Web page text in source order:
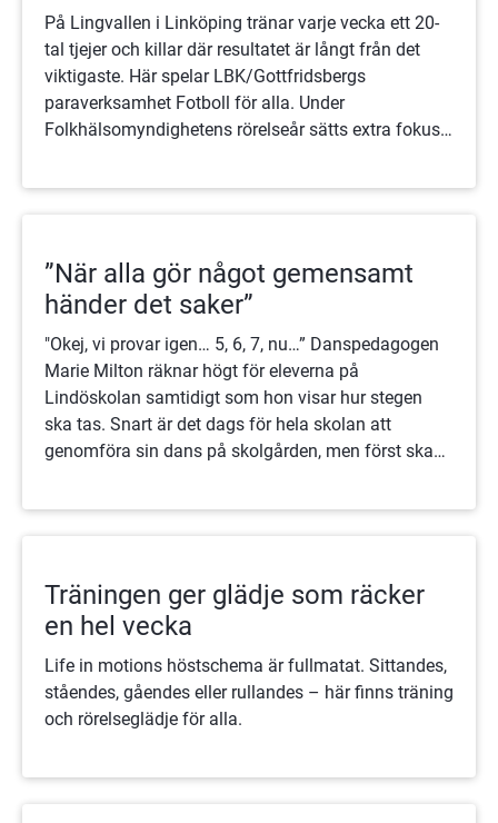
På Lingvallen i Linköping tränar varje vecka ett 20-
tal tjejer och killar där resultatet är långt från det
viktigaste. Här spelar LBK/Gottfridsbergs
paraverksamhet Fotboll för alla. Under
Folkhälsomyndighetens rörelseår sätts extra fokus
funnits länge.
”När alla gör något gemensamt
händer det saker”
"Okej, vi provar igen… 5, 6, 7, nu…” Danspedagogen
Marie Milton räknar högt för eleverna på
Lindöskolan samtidigt som hon visar hur stegen
ska tas. Snart är det dags för hela skolan att
genomföra sin dans på skolgården, men först ska
Träningen ger glädje som räcker
en hel vecka
Life in motions höstschema är fullmatat. Sittandes,
ståendes, gåendes eller rullandes – här finns träning
och rörelseglädje för alla.